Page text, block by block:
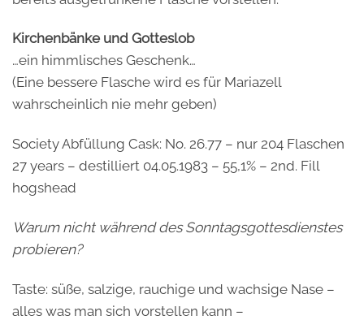
Kirchenbänke und Gotteslob
…ein himmlisches Geschenk…
(Eine bessere Flasche wird es für Mariazell
wahrscheinlich nie mehr geben)
Society Abfüllung Cask: No. 26.77 – nur 204 Flaschen
27 years – destilliert 04.05.1983 – 55,1% – 2nd. Fill
hogshead
Warum nicht während des Sonntagsgottesdienstes
probieren?
Taste: süße, salzige, rauchige und wachsige Nase –
alles was man sich vorstellen kann –